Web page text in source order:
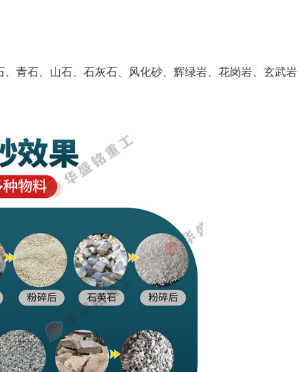
青石、山石、石灰石、风化砂、辉绿岩、花岗岩、玄武岩